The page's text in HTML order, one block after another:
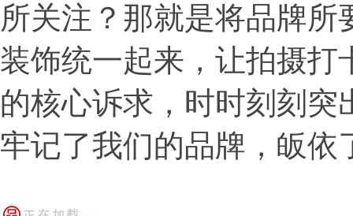
所关注？那就是将品牌
装饰统一起来，让拍摄打
的核心诉求，时时刻刻
牢记了我们的品牌，皈依